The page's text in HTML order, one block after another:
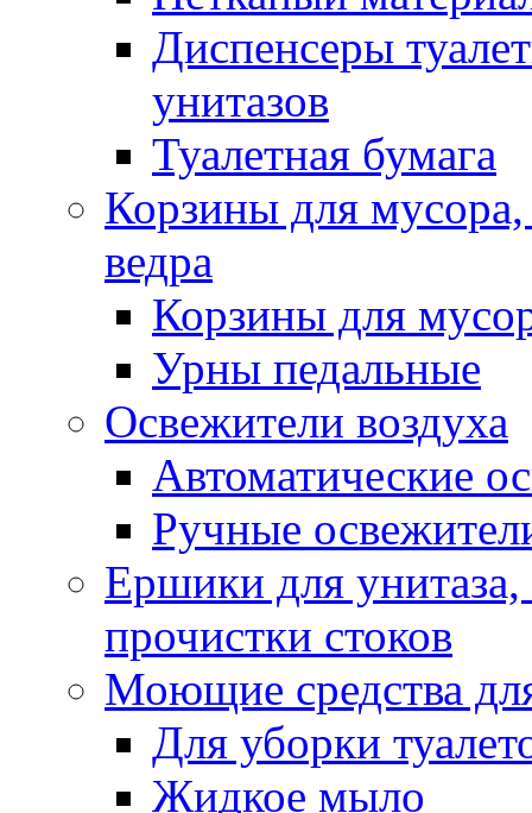
Диспенсеры
унитазов
Туалетная бумага
Корзины для
ведра
Корзины для
Урны педальные
Освежители воздуха
Автоматические
Ручные
Ершики для
прочистки стоков
Моющие средства
Для уборки
Жидкое мыло